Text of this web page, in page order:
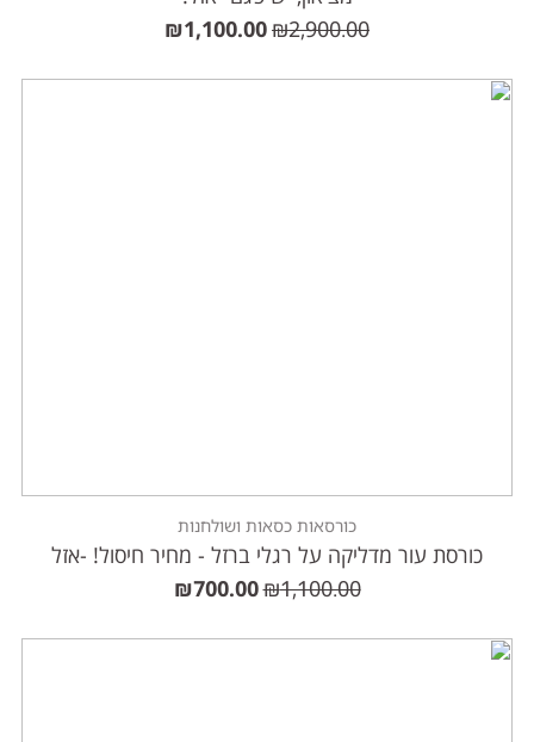
₪2,900.00
₪1,100.00
כורסאות כסאות ושולחנות
כורסת עור מדליקה על רגלי ברזל - מחיר חיסול! -אזל
₪1,100.00
₪700.00